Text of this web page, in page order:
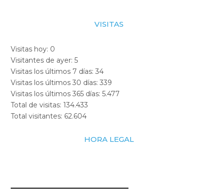
VISITAS
Visitas hoy: 0
Visitantes de ayer:5
Visitas los últimos 7 días:34
Visitas los últimos 30 días:339
Visitas los últimos 365 días:5.477
Total de visitas:134.433
Total visitantes: 62.604
HORA LEGAL